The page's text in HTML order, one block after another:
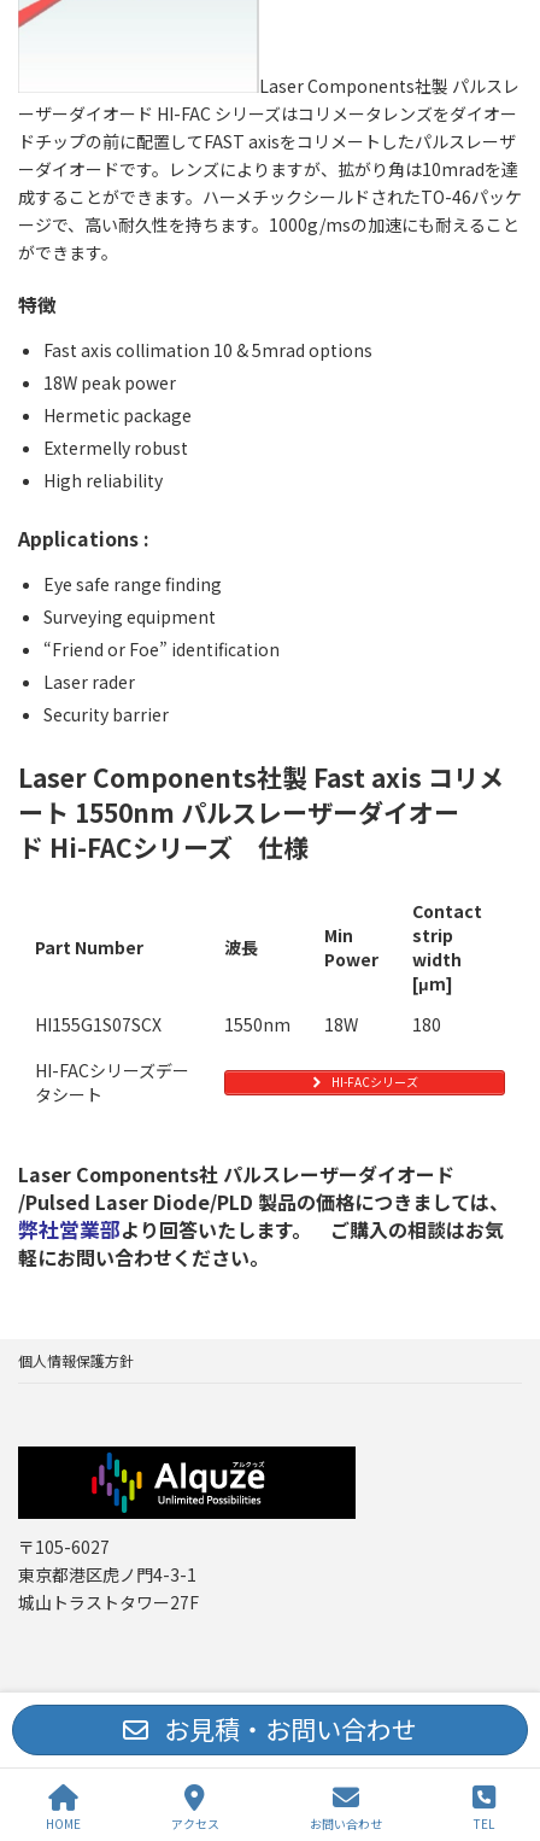
Laser Components社製 パルスレ
ーザーダイオード HI-FAC シリーズはコリメータレンズをダイオー
ドチップの前に配置してFAST axisをコリメートしたパルスレーザ
ーダイオードです。レンズによりますが、拡がり角は10mradを達
成することができます。ハーメチックシールドされたTO-46パッケ
ージで、高い耐久性を持ちます。1000g/msの加速にも耐えること
ができます。
特徴
Fast axis collimation 10 & 5mrad options
18W peak power
Hermetic package
Extermelly robust
High reliability
Applications :
Eye safe range finding
Surveying equipment
“Friend or Foe” identification
Laser rader
Security barrier
Laser Components社製 Fast axis コリメ
ート 1550nm パルスレーザーダイオー
ド Hi-FACシリーズ 仕様
Part Number 波長
Min
Power
Contact
strip
width
[μm]
HI155G1S07SCX
1550nm 18W
180
HI-FACシリーズデー
タシート
HI-FACシリーズ
Laser Components社 パルスレーザーダイオード
/Pulsed Laser Diode/PLD 製品の価格につきましては、
弊社営業部より回答いたします。 ご購入の相談はお気
軽にお問い合わせください。
個人情報保護方針
〒105-6027
東京都港区虎ノ門4-3-1
城山トラストタワー27F
Copyright © レーザー機器 専門商社｜株式会社アルクゥズ ALQUZE Inc. All
Rights Reserved.
お見積・お問い合わせ
HOME アクセス お問い合わせ TEL